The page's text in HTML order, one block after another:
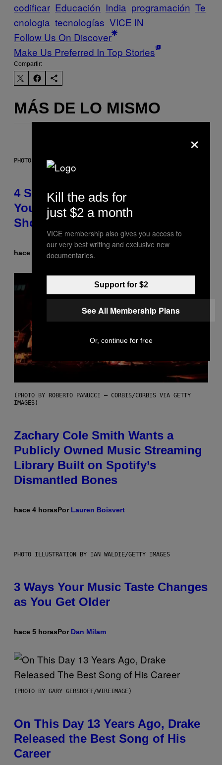
codificar Educación India programación Te
cnologia tecnologías VICE IN
Follow Us On Discover
Make Us Preferred In Top Stories
Compartir:
MÁS DE LO MISMO
PHOTO BY SCOTT LEGATO/GETTY IMAGES
4 Shoegaze Songs to Listen to if
You Don’t Know if You Like
Shoegaze
hace 4 horasPorStephen Andrew Galiher
(PHOTO BY ROBERTO PANUCCI – CORBIS/CORBIS VIA GETTY
IMAGES)
Zachary Cole Smith Wants a
Publicly Owned Music Streaming
Library Built on Spotify’s
Dismantled Bones
hace 4 horasPor Lauren Boisvert
PHOTO ILLUSTRATION BY IAN WALDIE/GETTY IMAGES
3 Ways Your Music Taste Changes
as You Get Older
hace 5 horasPor Dan Milam
(PHOTO BY GARY GERSHOFF/WIREIMAGE)
On This Day 13 Years Ago, Drake
Released the Best Song of His
Career
×
Kill the ads for
just $2 a month
VICE membership also gives you access to
our very best writing and exclusive new
documentaries.
Support for $2
See All Membership Plans
Or, continue for free